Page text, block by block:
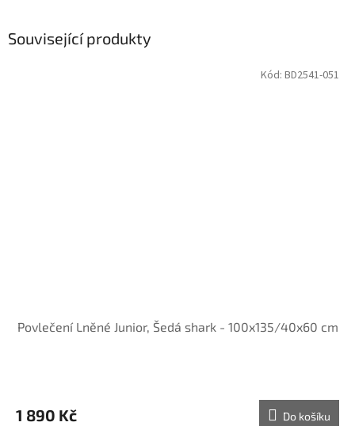
Související produkty
Povlečení Lněné Junior, Šedá shark - 100x135/40x60 cm
1 890 Kč Do košíku
Kód: BD2541-051